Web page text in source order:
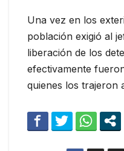
Una vez en los
población exigió al
liberación de los
efectivamente
quienes los trajeron